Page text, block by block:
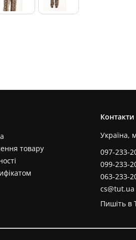
товару
Контакти
Україна,
097-233-
099-233-
063-233-
cs@tut.ua
Пишіть в